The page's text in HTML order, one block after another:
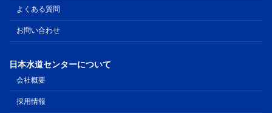
よくある質問
お問い合わせ
日本水道センターについて
会社概要
採用情報